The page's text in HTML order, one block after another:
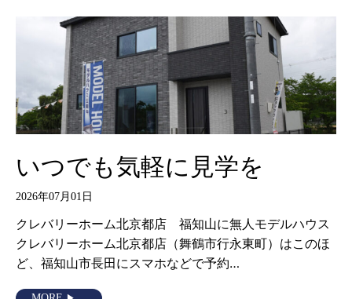
いつでも気軽に見学を
2026年07月01日
クレバリーホーム北京都店 福知山に無人モデルハウス
クレバリーホーム北京都店（舞鶴市行永東町）はこのほ
ど、福知山市長田にスマホなどで予約…